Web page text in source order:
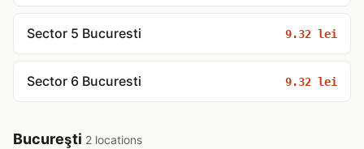
Sector 5 Bucuresti 9.32 lei
Sector 6 Bucuresti 9.32 lei
Bucureşti 2 locations